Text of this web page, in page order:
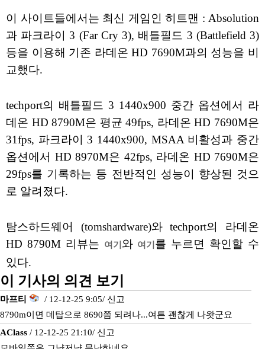
이 사이트들에서는 최신 게임인 히트맨 : Absolution
과 파크라이 3 (Far Cry 3), 배틀필드 3 (Battlefield 3)
등을 이용해 기존 라데온 HD 7690M과의 성능을 비
교했다.
techport의 배틀필드 3 1440x900 중간 옵션에서 라
데온 HD 8790M은 평균 49fps, 라데온 HD 7690M은
31fps, 파크라이 3 1440x900, MSAA 비활성과 중간
옵션에서 HD 8970M은 42fps, 라데온 HD 7690M은
29fps를 기록하는 등 전반적인 성능이 향상된 것으
로 알려졌다.
탐스하드웨어 (tomshardware)와 techport의 라데온
HD 8790M 리뷰는
여기 와 여기 를 누르면 확인할 수
있다.
이 기사의 의견 보기
마프티 / 12-12-25 9:05/ 신고
8790m이면 데탑으로 8690쯤 되려나...여튼 괜찮게 나왓군요
AClass / 12-12-25 21:10/ 신고